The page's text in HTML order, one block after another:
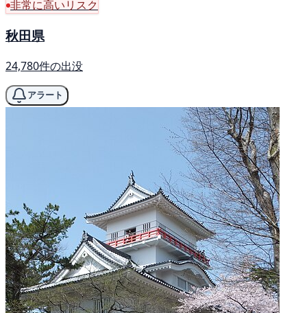
非常に高いリスク
秋田県
24,780件の出没
アラート